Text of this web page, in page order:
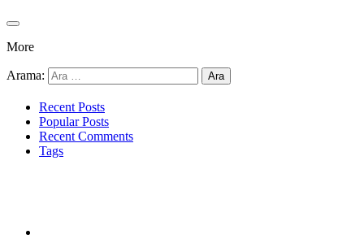
More
Arama:
Recent Posts
Popular Posts
Recent Comments
Tags